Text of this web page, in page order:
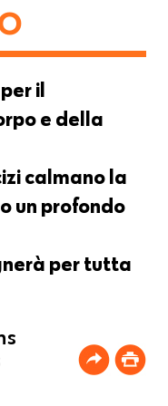
il
e della
calmano la
un profondo
per tutta